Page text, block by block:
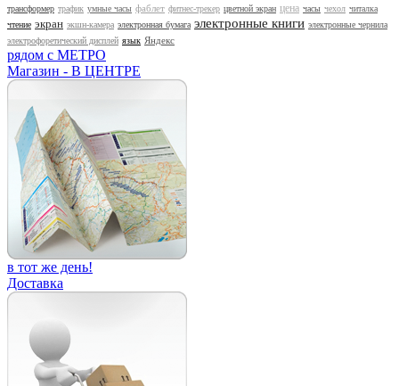
трансформер трафик умные часы фаблет фитнес-трекер цветной экран цена часы чехол читалка
чтение экран экшн-камера электронная бумага электронные книги электронные чернила
электрофоретический дисплей язык Яндекс
рядом с МЕТРО
Магазин - В ЦЕНТРЕ
в тот же день!
Доставка